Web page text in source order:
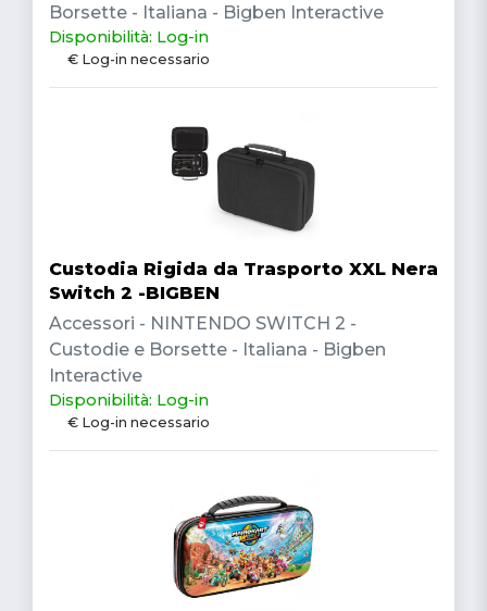
Borsette - Italiana - Bigben Interactive
Disponibilità: Log-in
€ Log-in necessario
Custodia Rigida da Trasporto XXL Nera
Switch 2 -BIGBEN
Accessori - NINTENDO SWITCH 2 -
Custodie e Borsette - Italiana - Bigben
Interactive
Disponibilità: Log-in
€ Log-in necessario